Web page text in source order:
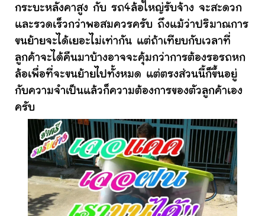
กระบะหลังคาสูง กับ รถ4ล้อใหญ่รับจ้าง จะสะดวก
และรวดเร็วกว่าพอสมควรครับ ถึงแม้ว่าปริมาณการ
ขนย้ายจะได้เยอะไม่เท่ากัน แต่ถ้าเทียบกับเวลาที่
ลูกค้าจะได้คืนมาบ้างอาจจะคุ้มกว่าการต้องรอรถหก
ล้อเพื่อที่จะขนย้ายไปทั้งหมด แต่ตรงส่วนนี้ก็ขึ้นอยู่
กับความจำเป็นแล้วก็ความต้องการของตัวลูกค้าเอง
ครับ